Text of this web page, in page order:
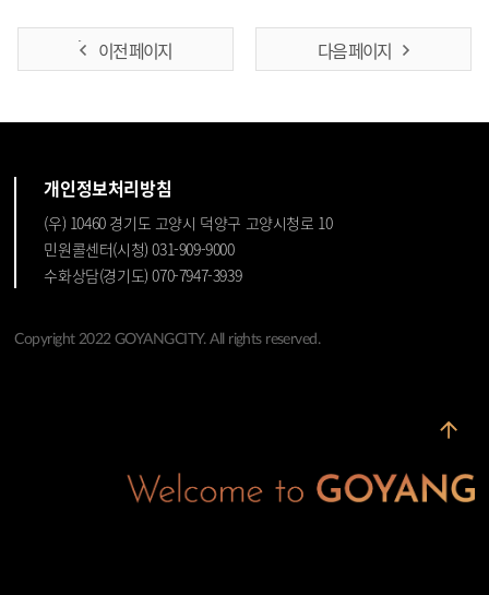
이전 페이지 다음 페이지
개인정보처리방침
(우) 10460 경기도 고양시 덕양구 고양시청로 10
민원콜센터(시청) 031-909-9000
수화상담(경기도) 070-7947-3939
Copyright 2022 GOYANGCITY. All rights reserved.